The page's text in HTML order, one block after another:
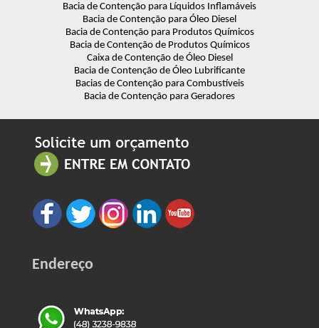
Bacia de Contenção para Líquidos Inflamáveis
Bacia de Contenção para Óleo Diesel
Bacia de Contenção para Produtos Químicos
Bacia de Contenção de Produtos Químicos
Caixa de Contenção de Óleo Diesel
Bacia de Contenção de Óleo Lubrificante
Bacias de Contenção para Combustíveis
Bacia de Contenção para Geradores
Endereço